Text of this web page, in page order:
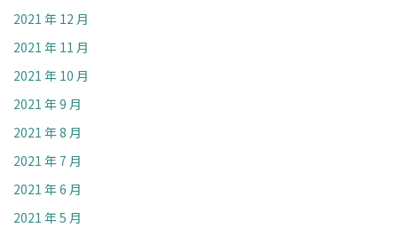
2021 年 12 月
2021 年 11 月
2021 年 10 月
2021 年 9 月
2021 年 8 月
2021 年 7 月
2021 年 6 月
2021 年 5 月